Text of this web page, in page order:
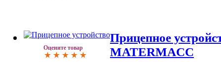
Оцените товар
Прицепное
MATERMACC